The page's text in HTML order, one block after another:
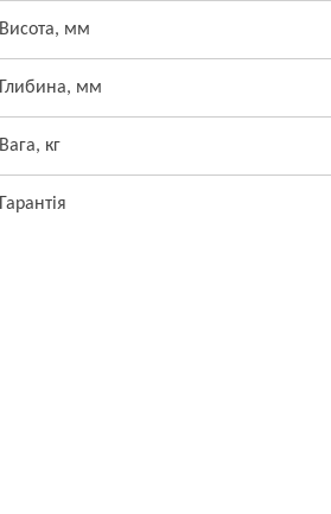
Висота, мм
Глибина, мм
Вага, кг
Гарантія